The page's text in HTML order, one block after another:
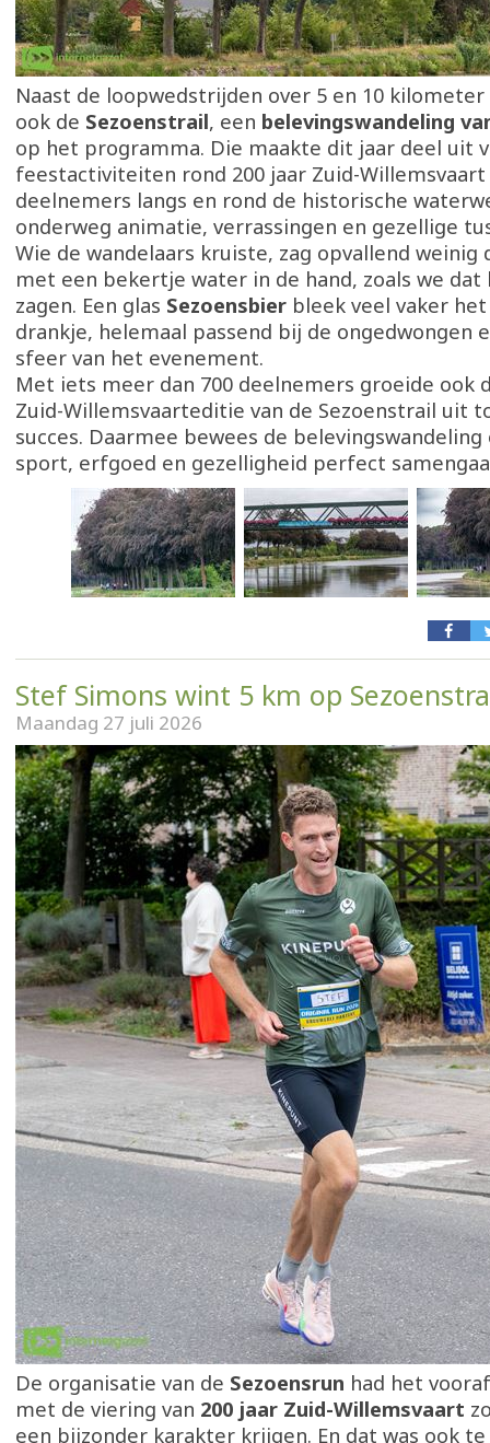
Naast de loopwedstrijden over 5 en 10
ook de Sezoenstrail, een belevingswandeling
op het programma. Die maakte dit jaar deel uit
feestactiviteiten rond 200 jaar Zuid-
deelnemers langs en rond de historische
onderweg animatie, verrassingen en gezellige
Wie de wandelaars kruiste, zag opvallend weinig
met een bekertje water in de hand, zoals we
zagen. Een glas Sezoensbier bleek veel vaker
drankje, helemaal passend bij de ongedwongen
sfeer van het evenement.
Met iets meer dan 700 deelnemers groeide ook
Zuid-Willemsvaarteditie van de Sezoenstrail uit
succes. Daarmee bewees de
sport, erfgoed en gezelligheid perfect
Stef Simons wint 5 km op
Maandag 27 juli 2026
De organisatie van de Sezoensrun had het
met de viering van 200 jaar Zuid-Willemsvaart
een bijzonder karakter krijgen. En dat was ook